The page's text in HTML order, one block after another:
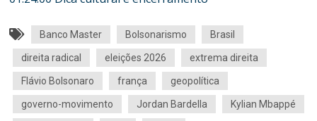
Banco Master Bolsonarismo Brasil
direita radical eleições 2026 extrema direita
Flávio Bolsonaro frança geopolítica
governo-movimento Jordan Bardella Kylian Mbappé